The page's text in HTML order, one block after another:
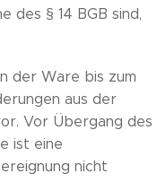
des § 14 BGB sind,
der Ware bis zum
aus der
Vor Übergang des
ist eine
nicht